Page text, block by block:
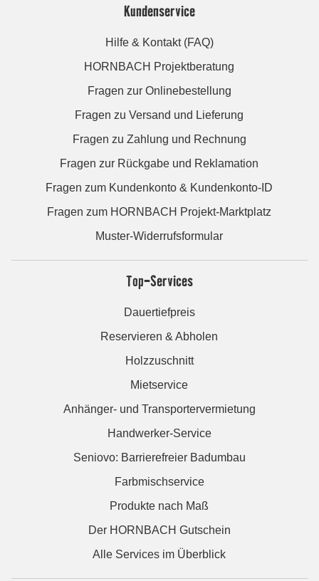
Kundenservice
Hilfe & Kontakt (FAQ)
HORNBACH Projektberatung
Fragen zur Onlinebestellung
Fragen zu Versand und Lieferung
Fragen zu Zahlung und Rechnung
Fragen zur Rückgabe und Reklamation
Fragen zum Kundenkonto & Kundenkonto-ID
Fragen zum HORNBACH Projekt-Marktplatz
Muster-Widerrufsformular
Top-Services
Dauertiefpreis
Reservieren & Abholen
Holzzuschnitt
Mietservice
Anhänger- und Transportervermietung
Handwerker-Service
Seniovo: Barrierefreier Badumbau
Farbmischservice
Produkte nach Maß
Der HORNBACH Gutschein
Alle Services im Überblick